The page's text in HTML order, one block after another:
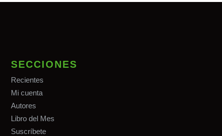
SECCIONES
Recientes
Mi cuenta
Autores
Libro del Mes
Suscríbete